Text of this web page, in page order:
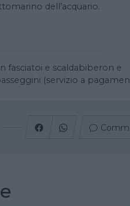
dell’acquario.
fasciatoi e scaldabiberon e
(servizio a